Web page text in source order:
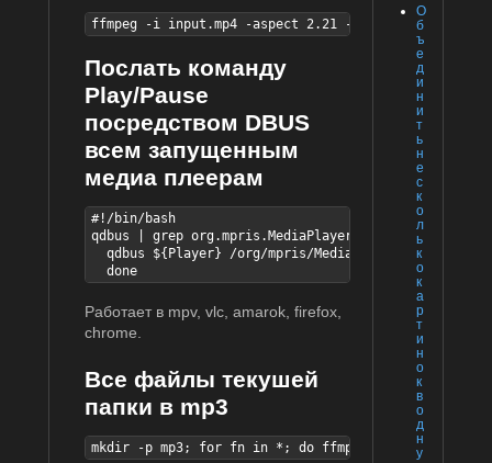
О
б
ъ
е
д
и
н
и
т
ь
н
е
с
к
о
л
ь
к
о
к
а
р
т
и
н
о
к
в
о
д
н
у
ffmpeg -i input.mp4 -aspect 2.21 -c copy output.mkv
Послать команду
Play/Pause
посредством DBUS
всем запущенным
медиа плеерам
#!/bin/bash
qdbus | grep org.mpris.MediaPlayer2 | while read
qdbus ${Player} /org/mpris/MediaPlayer2
  done
Работает в mpv, vlc, amarok, firefox,
chrome.
Все файлы текушей
папки в mp3
mkdir -p mp3; for fn in *; do ffmpeg -i "${fn}" "mp3/